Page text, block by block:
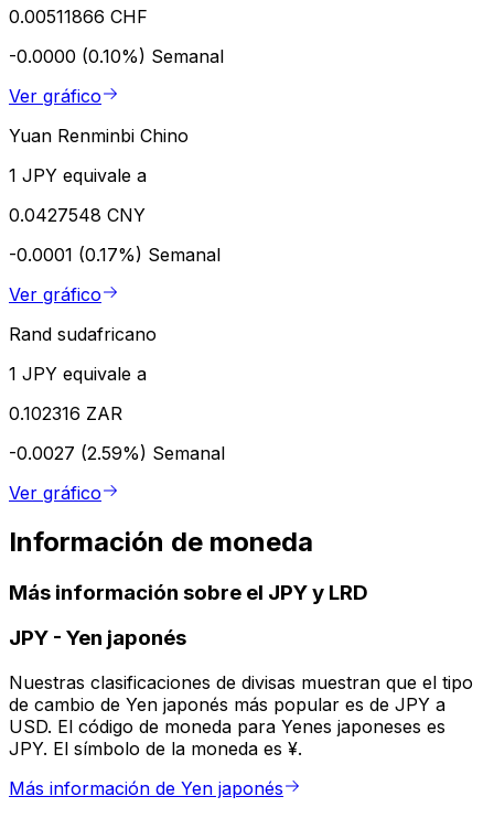
0.00511866 CHF
-0.0000 (0.10%) Semanal
Ver gráfico
Yuan Renminbi Chino
1 JPY equivale a
0.0427548 CNY
-0.0001 (0.17%) Semanal
Ver gráfico
Rand sudafricano
1 JPY equivale a
0.102316 ZAR
-0.0027 (2.59%) Semanal
Ver gráfico
Información de moneda
Más información sobre el JPY y LRD
JPY - Yen japonés
Nuestras clasificaciones de divisas muestran que el tipo
de cambio de Yen japonés más popular es de JPY a
USD. El código de moneda para Yenes japoneses es
JPY. El símbolo de la moneda es ¥.
Más información de Yen japonés